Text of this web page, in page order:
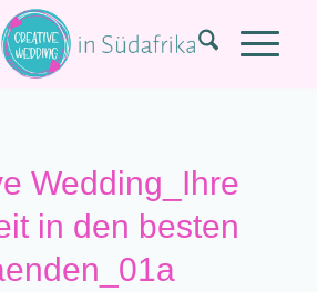
Wedding_Ihre
in den besten